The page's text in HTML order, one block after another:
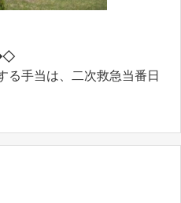
る手当は、二次救急当番日